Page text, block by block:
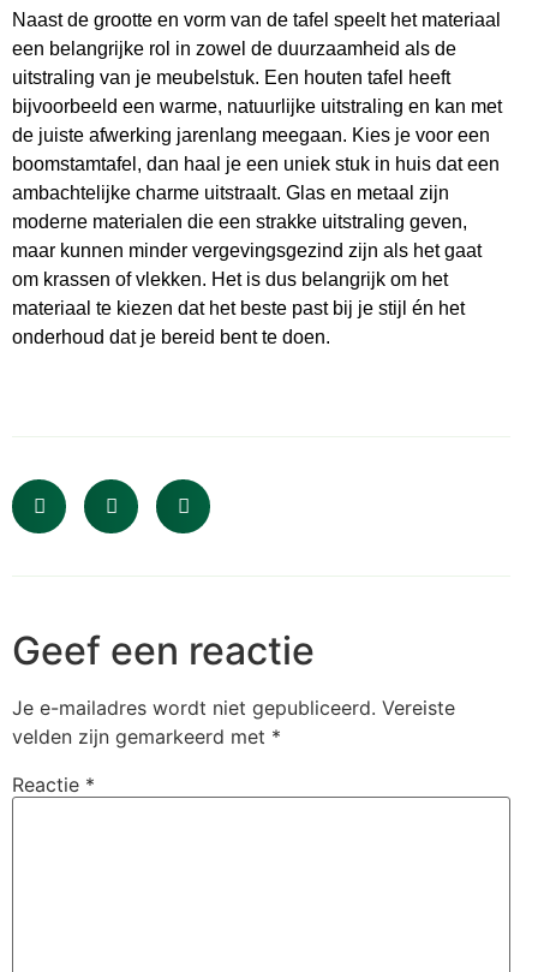
Naast de grootte en vorm van de tafel speelt het materiaal
een belangrijke rol in zowel de duurzaamheid als de
uitstraling van je meubelstuk. Een houten tafel heeft
bijvoorbeeld een warme, natuurlijke uitstraling en kan met
de juiste afwerking jarenlang meegaan. Kies je voor een
boomstamtafel, dan haal je een uniek stuk in huis dat een
ambachtelijke charme uitstraalt. Glas en metaal zijn
moderne materialen die een strakke uitstraling geven,
maar kunnen minder vergevingsgezind zijn als het gaat
om krassen of vlekken. Het is dus belangrijk om het
materiaal te kiezen dat het beste past bij je stijl én het
onderhoud dat je bereid bent te doen.
Geef een reactie
Je e-mailadres wordt niet gepubliceerd. Vereiste
velden zijn gemarkeerd met *
Reactie *